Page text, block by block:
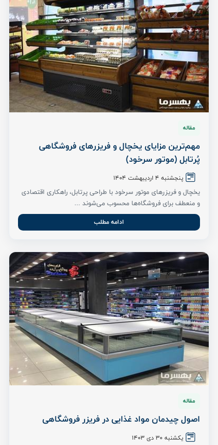
مقاله
مهم‌ترین مزایای یخچال و فریزرهای فروشگاهی
پُرتابل (موتور سرخود)
پنجشنبه 4 اردیبهشت ۱۴۰۴
یخچال و فریزرهای موتور سرخود با طراحی پرتابل، راهکاری اقتصادی
و منعطف برای فروشگاه‌ها محسوب می‌شوند ...
ادامه مطلب
مقاله
اصول چیدمان مواد غذایی در فریزر فروشگاهی
یکشنبه 30 دی ۱۴۰۳